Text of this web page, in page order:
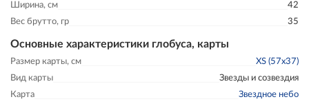
Ширина, см
42
Вес брутто, гр
35
Основные характеристики глобуса, карты
Размер карты, см
XS (57х37)
Вид карты
Звезды и созвездия
Карта
Звездное небо